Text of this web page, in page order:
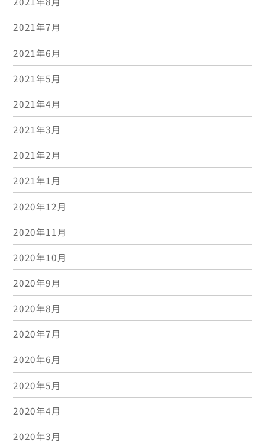
2021年7月
2021年6月
2021年5月
2021年4月
2021年3月
2021年2月
2021年1月
2020年12月
2020年11月
2020年10月
2020年9月
2020年8月
2020年7月
2020年6月
2020年5月
2020年4月
2020年3月